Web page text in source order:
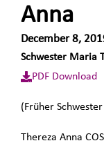
Anna
December 8,
Schwester Maria
PDF Download
(Früher
Thereza Anna